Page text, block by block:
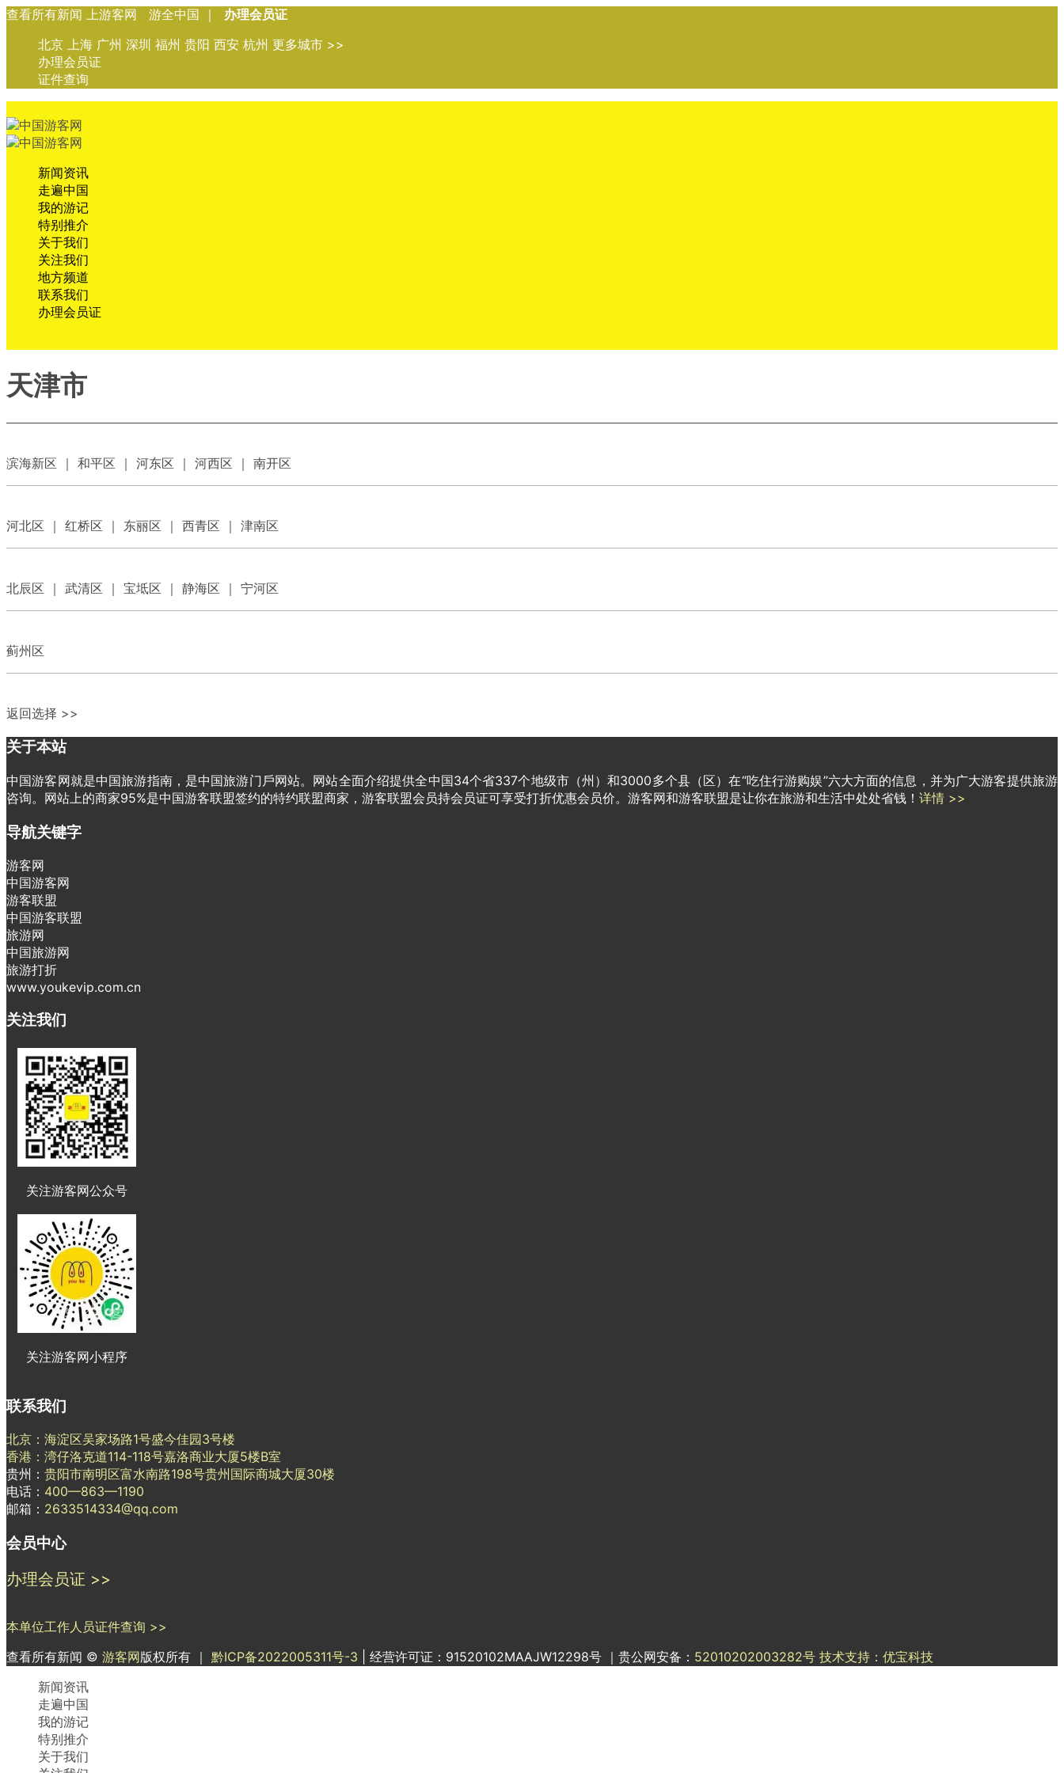
查看所有新闻 上游客网 游全中国 ｜
办理会员证
北京 上海 广州 深圳 福州 贵阳 西安 杭州 更多城市 >>
办理会员证
证件查询
新闻资讯
走遍中国
我的游记
特别推介
关于我们
关注我们
地方频道
联系我们
办理会员证
天津市
滨海新区 ｜ 和平区 ｜ 河东区 ｜ 河西区 ｜ 南开区
河北区 ｜ 红桥区 ｜ 东丽区 ｜ 西青区 ｜ 津南区
北辰区 ｜ 武清区 ｜ 宝坻区 ｜ 静海区 ｜ 宁河区
蓟州区
返回选择 >>
关于本站
中国游客网就是中国旅游指南，是中国旅游门戶网站。网站全面介绍提供全中国34个省337个地级市（州）和3000多个县（区）在“吃住行游购娱”六大方面的信息，并为广大游客提供旅游
咨询。网站上的商家95%是中国游客联盟签约的特约联盟商家，游客联盟会员持会员证可享受打折优惠会员价。游客网和游客联盟是让你在旅游和生活中处处省钱！ 详情 >>
导航关键字
游客网
中国游客网
游客联盟
中国游客联盟
旅游网
中国旅游网
旅游打折
www.youkevip.com.cn
关注我们
关注游客网公众号
关注游客网小程序
联系我们
北京：海淀区吴家场路1号盛今佳园3号楼
香港：湾仔洛克道114-118号嘉洛商业大厦5楼B室
贵州： 贵阳市南明区富水南路198号贵州国际商城大厦30楼
电话： 400—863—1190
邮箱： 2633514334@qq.com
会员中心
办理会员证 >>
本单位工作人员证件查询 >>
查看所有新闻 © 游客网版权所有 ｜ 黔ICP备2022005311号-3 | 经营许可证：91520102MAAJW12298号 ｜贵公网安备： 52010202003282号 技术支持：优宝科技
新闻资讯
走遍中国
我的游记
特别推介
关于我们